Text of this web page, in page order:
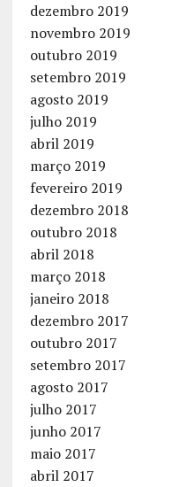
dezembro 2019
novembro 2019
outubro 2019
setembro 2019
agosto 2019
julho 2019
abril 2019
março 2019
fevereiro 2019
dezembro 2018
outubro 2018
abril 2018
março 2018
janeiro 2018
dezembro 2017
outubro 2017
setembro 2017
agosto 2017
julho 2017
junho 2017
maio 2017
abril 2017